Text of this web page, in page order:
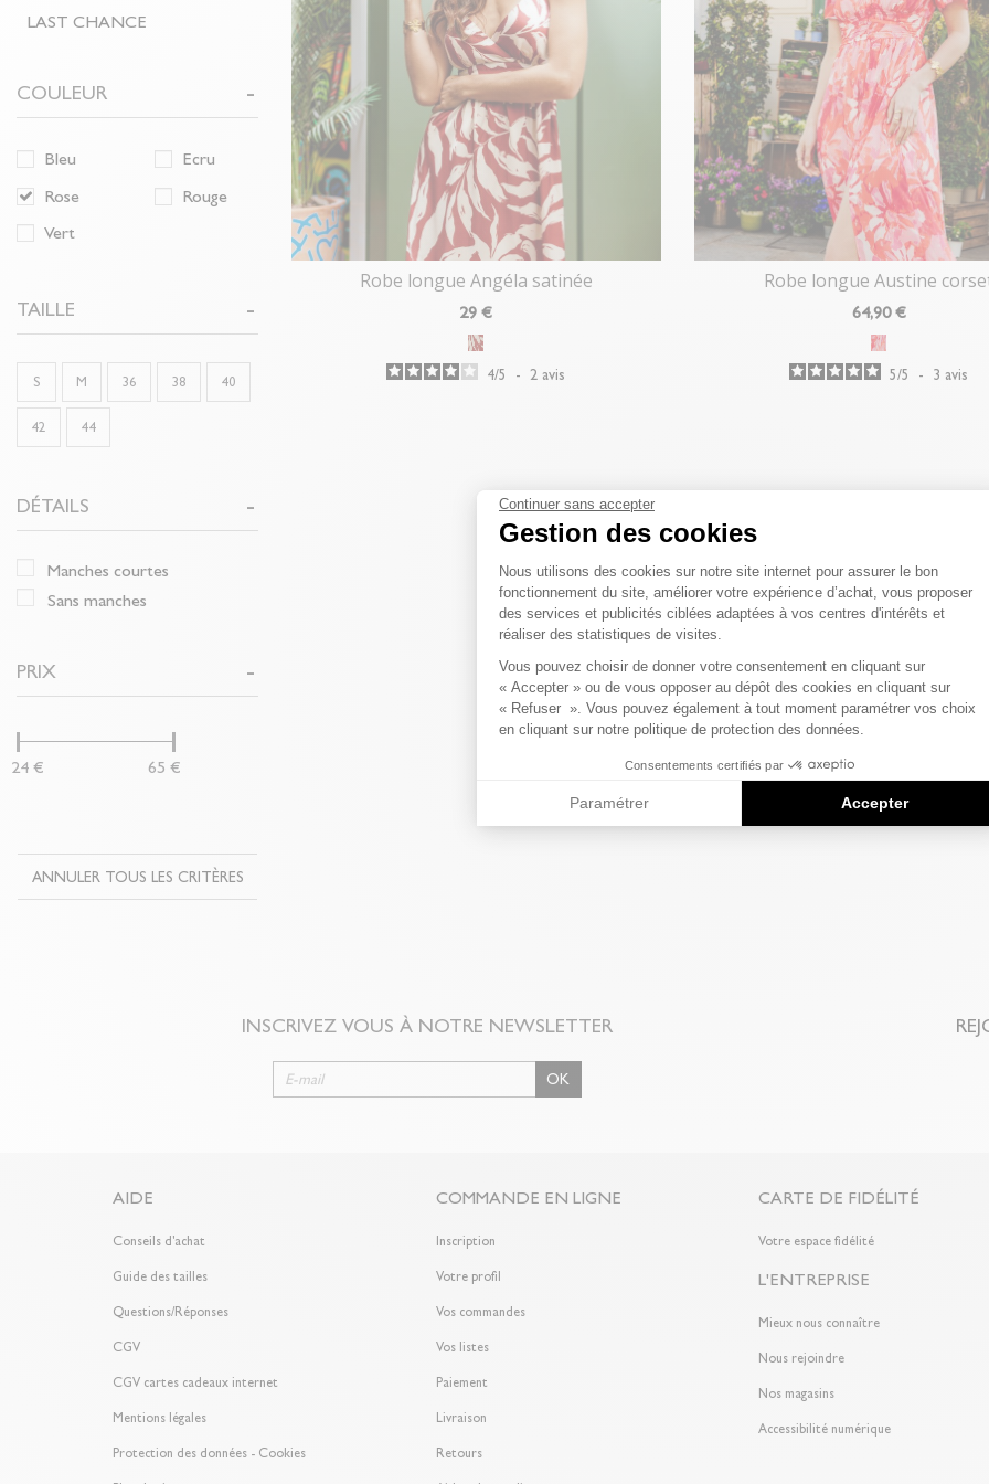
Continuer sans accepter
Gestion des cookies
Plateforme de Gestion du
Nous utilisons des cookies sur notre site internet pour assurer le bon
fonctionnement du site, améliorer votre expérience d’achat, vous proposer
des services et publicités ciblées adaptées à vos centres d'intérêts et
réaliser des statistiques de visites.
Vous pouvez choisir de donner votre consentement en cliquant sur
« Accepter » ou de vous opposer au dépôt des cookies en cliquant sur
« Refuser ». Vous pouvez également à tout moment paramétrer vos choix
en cliquant sur notre politique de protection des données.
Consentements certifiés par
Paramétrer Accepter
LAST CHANCE
COULEUR
Bleu
Ecru
Rose
Rouge
Vert
TAILLE
S M 36 38 40
42 44
DÉTAILS
manches courtes
sans manches
PRIX
24 € 65 €
ANNULER TOUS LES CRITÈRES
Robe longue Angéla satinée
29 €
4/5 - 2 avis
Robe longue Austine
64,90 €
5/5 - 3 avis
INSCRIVEZ VOUS À NOTRE NEWSLETTER
OK
AIDE
Conseils d'achat
Guide des tailles
Questions/Réponses
CGV
CGV cartes cadeaux internet
Mentions légales
Protection des données - Cookies
COMMANDE EN LIGNE
Inscription
Votre profil
Vos commandes
Vos listes
Paiement
Livraison
Retours
CARTE DE FIDÉLITÉ
Votre espace fidélité
L'ENTREPRISE
Mieux nous connaître
Nous rejoindre
Nos magasins
Accessibilité numérique